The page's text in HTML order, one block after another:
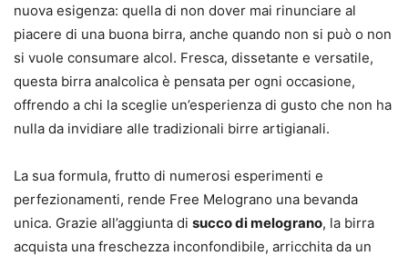
nuova esigenza: quella di non dover mai rinunciare al
piacere di una buona birra, anche quando non si può o non
si vuole consumare alcol. Fresca, dissetante e versatile,
questa birra analcolica è pensata per ogni occasione,
offrendo a chi la sceglie un’esperienza di gusto che non ha
nulla da invidiare alle tradizionali birre artigianali.
La sua formula, frutto di numerosi esperimenti e
perfezionamenti, rende Free Melograno una bevanda
unica. Grazie all’aggiunta di succo di melograno, la birra
acquista una freschezza inconfondibile, arricchita da un